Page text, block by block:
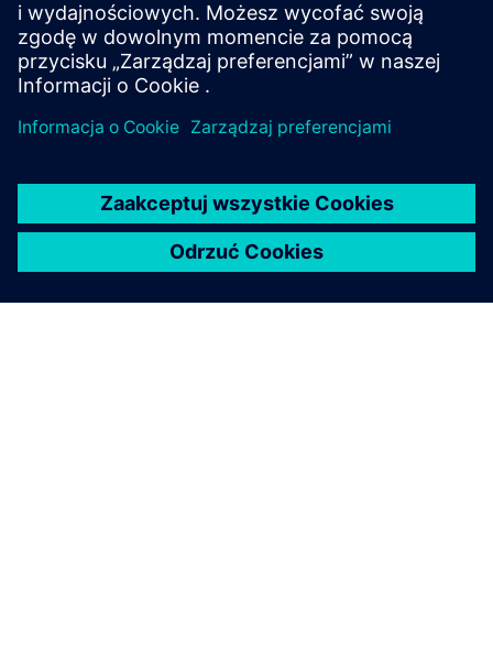
mobiln...
Dowiedz się więcej